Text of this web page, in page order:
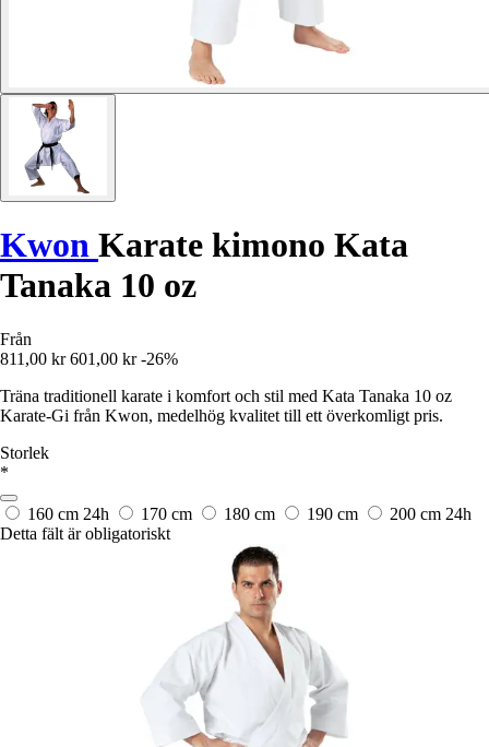
Kwon Karate kimono Kata
Tanaka 10 oz
Från
811,00 kr 601,00 kr -26%
Träna traditionell karate i komfort och stil med Kata Tanaka 10 oz
Karate-Gi från Kwon, medelhög kvalitet till ett överkomligt pris.
Storlek
*
160 cm 24h 170 cm 180 cm 190 cm 200 cm 24h
Detta fält är obligatoriskt